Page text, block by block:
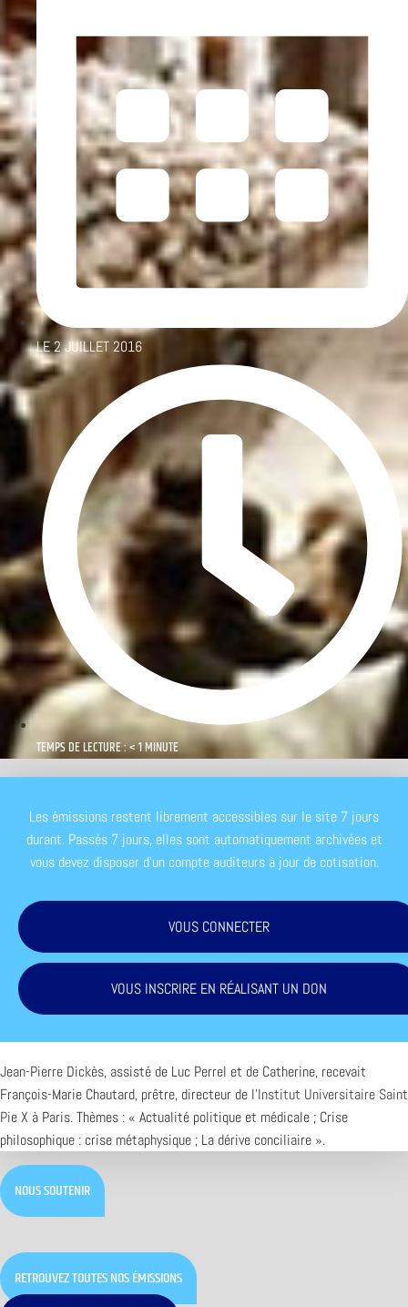
LE2 JUILLET 2016
TEMPS DE LECTURE : < 1 MINUTE
Les émissions restent librement accessibles sur le site 7 jours
durant. Passés 7 jours, elles sont automatiquement archivées et
vous devez disposer d'un compte auditeurs à jour de cotisation.
VOUS CONNECTER
VOUS INSCRIRE EN RÉALISANT UN DON
Jean-Pierre Dickès, assisté de Luc Perrel et de Catherine, recevait
François-Marie Chautard, prêtre, directeur de l’Institut Universitaire Saint
Pie X à Paris. Thèmes : « Actualité politique et médicale ; Crise
philosophique : crise métaphysique ; La dérive conciliaire ».
NOUS SOUTENIR
RETROUVEZ TOUTES NOS ÉMISSIONS